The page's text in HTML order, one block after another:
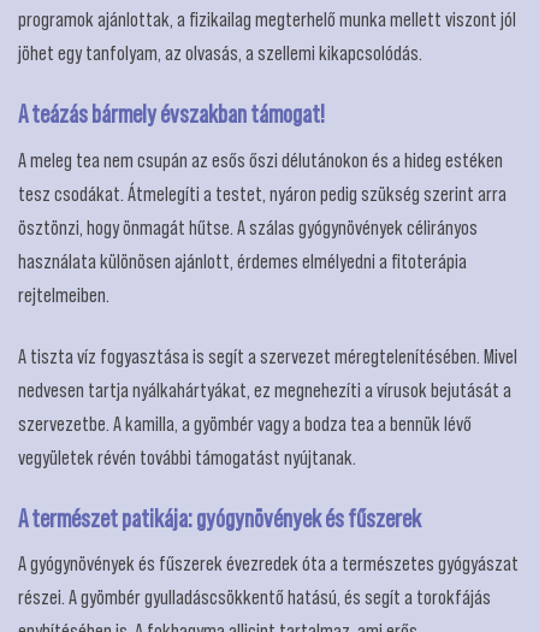
programok ajánlottak, a fizikailag megterhelő munka mellett viszont jól
jöhet egy tanfolyam, az olvasás, a szellemi kikapcsolódás.
A teázás bármely évszakban támogat!
A meleg tea nem csupán az esős őszi délutánokon és a hideg estéken
tesz csodákat. Átmelegíti a testet, nyáron pedig szükség szerint arra
ösztönzi, hogy önmagát hűtse. A szálas gyógynövények célirányos
használata különösen ajánlott, érdemes elmélyedni a fitoterápia
rejtelmeiben.
A tiszta víz fogyasztása is segít a szervezet méregtelenítésében. Mivel
nedvesen tartja nyálkahártyákat, ez megnehezíti a vírusok bejutását a
szervezetbe. A kamilla, a gyömbér vagy a bodza tea a bennük lévő
vegyületek révén további támogatást nyújtanak.
A természet patikája: gyógynövények és fűszerek
A gyógynövények és fűszerek évezredek óta a természetes gyógyászat
részei. A gyömbér gyulladáscsökkentő hatású, és segít a torokfájás